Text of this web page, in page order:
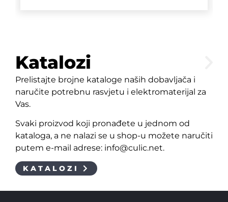
Katalozi
Prelistajte brojne kataloge naših dobavljača i
naručite potrebnu rasvjetu i elektromaterijal za
Vas.
Svaki proizvod koji pronađete u jednom od
kataloga, a ne nalazi se u shop-u možete naručiti
putem e-mail adrese: info@culic.net.
KATALOZI